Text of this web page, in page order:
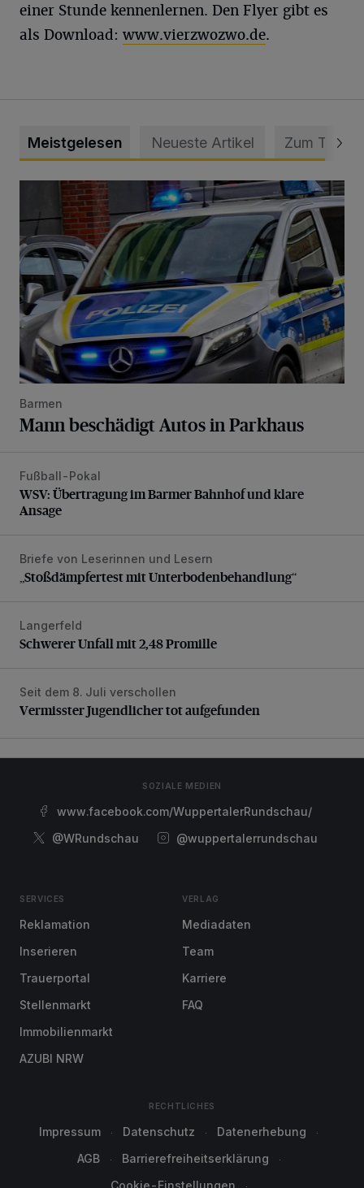
einer Stunde kennenlernen. Den Flyer gibt es
als Download: www.vierzwozwo.de.
Meistgelesen Neueste Artikel Zum Thema
Mann beschädigt Autos in Parkhaus
Barmen
Mann beschädigt Autos in Parkhaus
WSV: Übertragung im Barmer Bahnhof und klare Ansage
Fußball-Pokal
WSV: Übertragung im Barmer Bahnhof und klare
Ansage
„Stoßdämpfertest mit Unterbodenbehandlung“
Briefe von Leserinnen und Lesern
„Stoßdämpfertest mit Unterbodenbehandlung“
Schwerer Unfall mit 2,48 Promille
Langerfeld
Schwerer Unfall mit 2,48 Promille
Vermisster Jugendlicher tot aufgefunden
Seit dem 8. Juli verschollen
Vermisster Jugendlicher tot aufgefunden
SOZIALE MEDIEN
www.facebook.com/WuppertalerRundschau/
@WRundschau
@wuppertalerrundschau
SERVICES
Reklamation
Inserieren
Trauerportal
Stellenmarkt
Immobilienmarkt
AZUBI NRW
VERLAG
Mediadaten
Team
Karriere
FAQ
RECHTLICHES
Impressum Datenschutz
Datenerhebung
AGB
Barrierefreiheitserklärung
Cookie-Einstellungen